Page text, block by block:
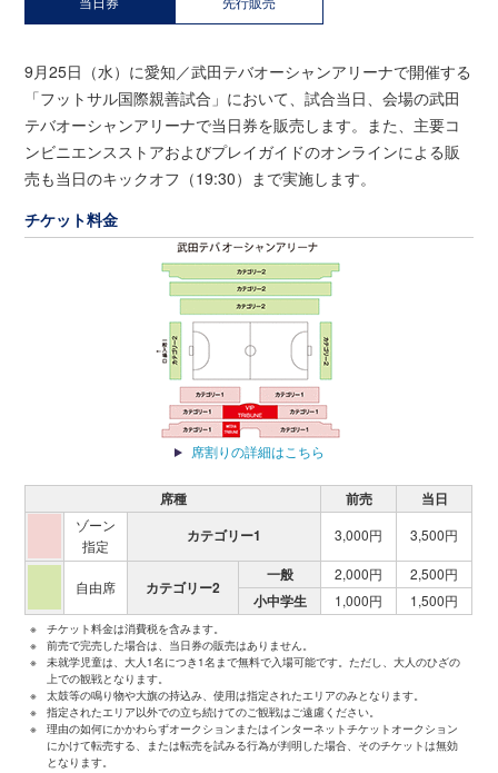
9月25日（水）に愛知／武田テバオーシャンアリーナで開催する
「フットサル国際親善試合」において、試合当日、会場の武田
テバオーシャンアリーナで当日券を販売します。また、主要コ
ンビニエンスストアおよびプレイガイドのオンラインによる販
売も当日のキックオフ（19:30）まで実施します。
チケット料金
席割りの詳細はこちら
席種 前売 当日
ゾーン
指定
カテゴリー1 3,000円 3,500円
自由席 カテゴリー2
一般 2,000円 2,500円
小中学生 1,000円 1,500円
※
チケット料金は消費税を含みます。
※
前売で完売した場合は、当日券の販売はありません。
※
未就学児童は、大人1名につき1名まで無料で入場可能です。ただし、大人のひざの
上での観戦となります。
※
太鼓等の鳴り物や大旗の持込み、使用は指定されたエリアのみとなります。
※
指定されたエリア以外での立ち続けてのご観戦はご遠慮ください。
※
理由の如何にかかわらずオークションまたはインターネットチケットオークション
にかけて転売する、または転売を試みる行為が判明した場合、そのチケットは無効
となります。